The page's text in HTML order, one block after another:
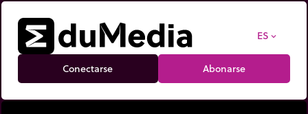
ES expand_more
Conectarse Abonarse